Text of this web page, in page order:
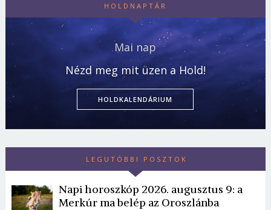
HOLDNAPTÁR
Mai nap
Nézd meg mit üzen a Hold!
HOLDKALENDÁRIUM
LEGUTÓBBI POSZTOK
Napi horoszkóp 2026. augusztus 9: a
Merkúr ma belép az Oroszlánba